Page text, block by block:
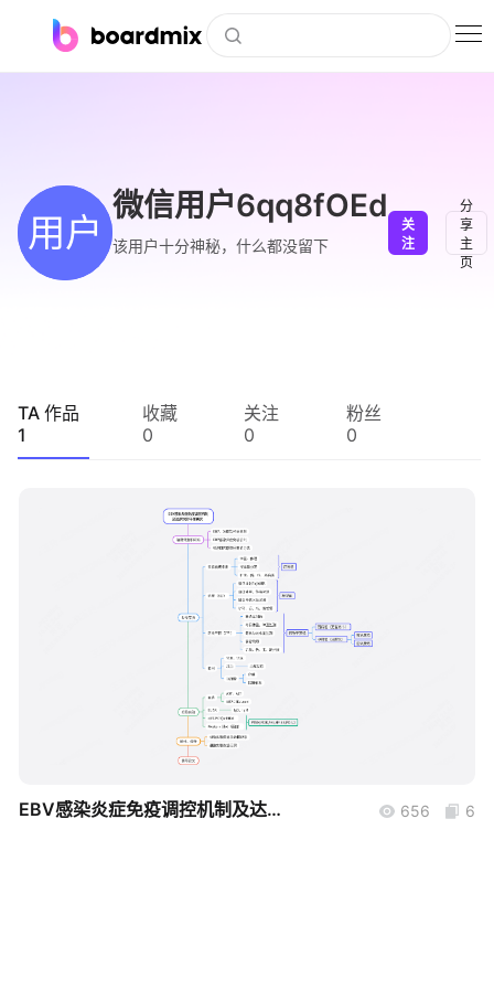
下载
会员
企业服务
知识分享社区
用户
微信用户6qq8fOEd
该用户十分神秘，什么都没留下
关
注
分
享
主
页
TA 作品
1
收藏
0
关注
0
粉丝
0
boardmix
EBV感染炎症免疫调控机制及达原饮的干预研究框架 656 6